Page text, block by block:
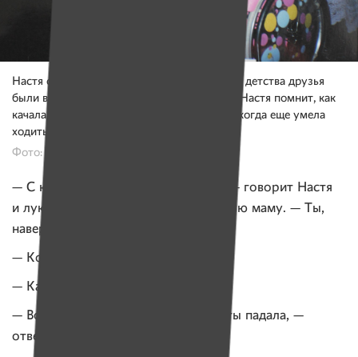
Настя с другом Денисом. С самого раннего детства друзья
были вместе. У них разница в четыре года. Настя помнит, как
качала новорожденного Дениса в коляске, когда еще умела
ходить
Фото: из личного архива
— С коляски я падала очень много, — говорит Настя
и лукаво посматривает на удивленную маму. — Ты,
наверное, не видела?
— Кого?
— Как я падала.
— Вот и я сейчас думаю, когда это ты падала, —
отвечает удивленная Валентина.